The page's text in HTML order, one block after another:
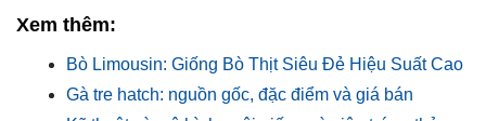
Xem thêm:
Bò Limousin: Giống Bò Thịt Siêu Đẻ Hiệu Suất Cao
Gà tre hatch: nguồn gốc, đặc điểm và giá bán